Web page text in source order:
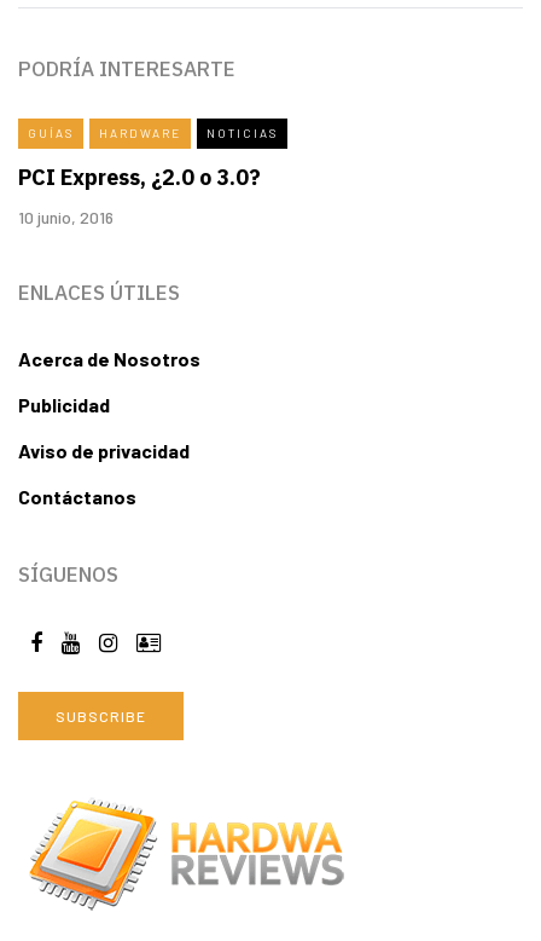
PODRÍA INTERESARTE
GUÍAS HARDWARE NOTICIAS
PCI Express, ¿2.0 o 3.0?
10 junio, 2016
ENLACES ÚTILES
Acerca de Nosotros
Publicidad
Aviso de privacidad
Contáctanos
SÍGUENOS
SUBSCRIBE